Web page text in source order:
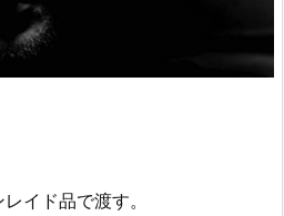
イド品で渡す。